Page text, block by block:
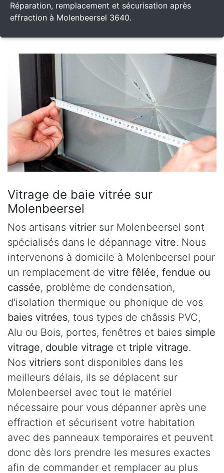
Réparation, remplacement et sécurisation après
effraction à Molenbeersel 3640.
Vitrage de baie vitrée sur
Molenbeersel
Nos artisans vitrier sur Molenbeersel sont
spécialisés dans le dépannage vitre. Nous
intervenons à domicile à Molenbeersel pour
un remplacement de vitre fêlée, fendue ou
cassée, problème de condensation,
d'isolation thermique ou phonique de vos
baies vitrées, tous types de châssis PVC,
Alu ou Bois, portes, fenêtres et baies simple
vitrage, double vitrage et triple vitrage.
Nos vitriers sont disponibles dans les
meilleurs délais, ils se déplacent sur
Molenbeersel avec tout le matériel
nécessaire pour vous dépanner après une
effraction et sécurisent votre habitation
avec des panneaux temporaires et peuvent
donc dès lors prendre les mesures exactes
afin de commander et remplacer au plus